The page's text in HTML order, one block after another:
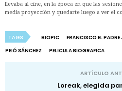
llevaba al cine, en la época en que las
media proyección y quedarte luego a ver el
TAGS BIOPIC FRANCISCO EL PADRE
PEIÓ SÁNCHEZ
PELICULA BIOGRAFICA
ARTÍCULO
Loreak, elegida